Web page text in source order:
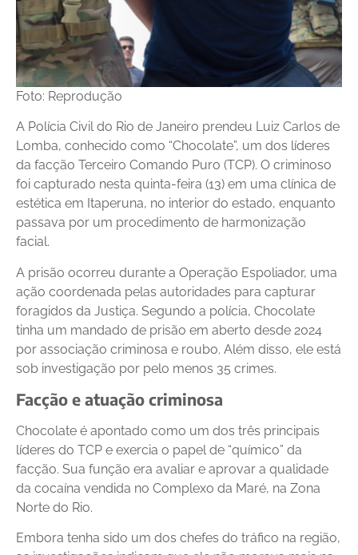
Foto: Reprodução
A Polícia Civil do Rio de Janeiro prendeu Luiz Carlos de
Lomba, conhecido como “Chocolate”, um dos líderes
da facção Terceiro Comando Puro (TCP). O criminoso
foi capturado nesta quinta-feira (13) em uma clínica de
estética em Itaperuna, no interior do estado, enquanto
passava por um procedimento de harmonização
facial.
A prisão ocorreu durante a Operação Espoliador, uma
ação coordenada pelas autoridades para capturar
foragidos da Justiça. Segundo a polícia, Chocolate
tinha um mandado de prisão em aberto desde 2024
por associação criminosa e roubo. Além disso, ele está
sob investigação por pelo menos 35 crimes.
Facção e atuação criminosa
Chocolate é apontado como um dos três principais
líderes do TCP e exercia o papel de “químico” da
facção. Sua função era avaliar e aprovar a qualidade
da cocaína vendida no Complexo da Maré, na Zona
Norte do Rio.
Embora tenha sido um dos chefes do tráfico na região,